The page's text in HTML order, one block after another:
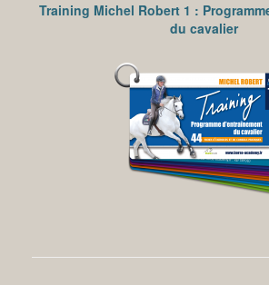
Training Michel Robert 1 :
du cavalier